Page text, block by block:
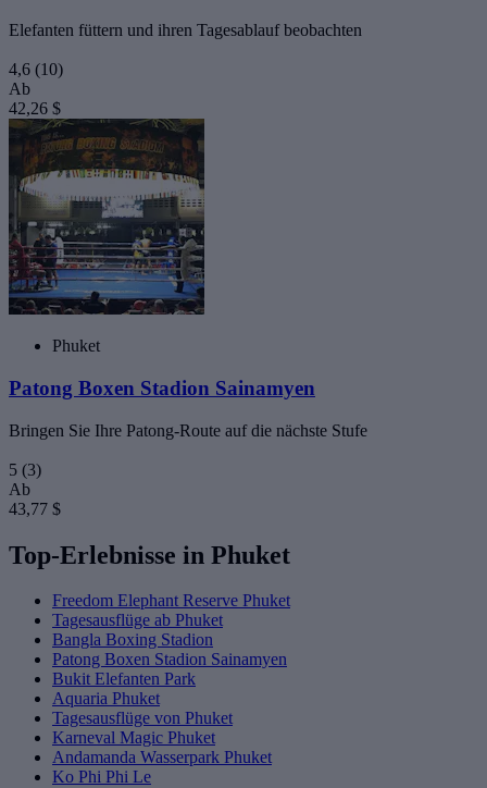
Elefanten füttern und ihren Tagesablauf beobachten
4,6 (10)
Ab
42,26 $
Phuket
Patong Boxen Stadion Sainamyen
Bringen Sie Ihre Patong-Route auf die nächste Stufe
5 (3)
Ab
43,77 $
Top-Erlebnisse in Phuket
Freedom Elephant Reserve Phuket
Tagesausflüge ab Phuket
Bangla Boxing Stadion
Patong Boxen Stadion Sainamyen
Bukit Elefanten Park
Aquaria Phuket
Tagesausflüge von Phuket
Karneval Magic Phuket
Andamanda Wasserpark Phuket
Ko Phi Phi Le